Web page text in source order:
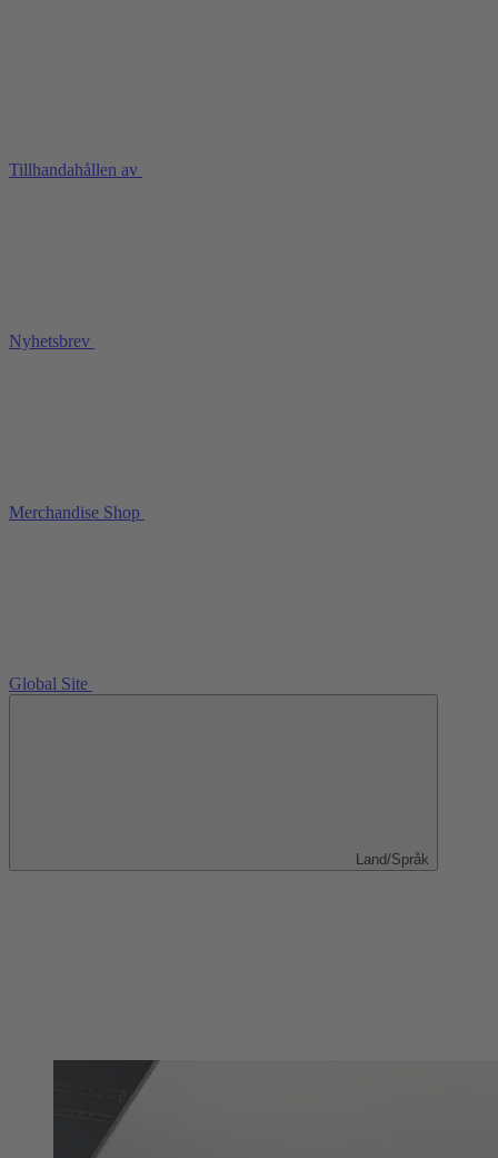
Tillhandahållen av
Nyhetsbrev
Merchandise Shop
Global Site
Land/Språk